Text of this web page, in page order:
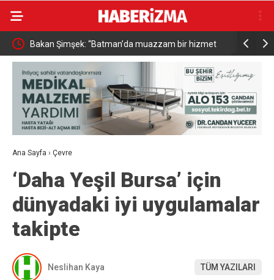
Bakan Şimşek: “Batman’da muazzam bir hizmet
fırtınası var”
Resul
Ana Sayfa › Çevre
‘Daha Yeşil Bursa’ için
dünyadaki iyi uygulamalar
takipte
Neslihan Kaya TÜM YAZILARI